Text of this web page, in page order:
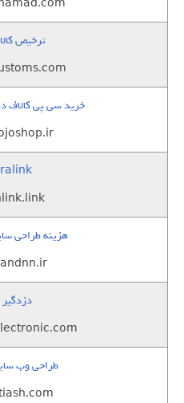
ترخیص
خرید سی پی کالاف
هزینه طراحی
دزدگیر
طراحی وب